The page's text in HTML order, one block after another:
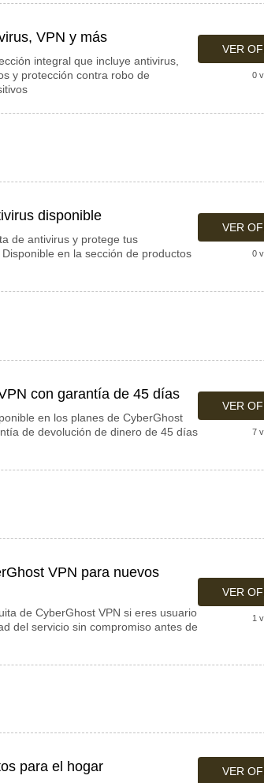
VPN y más
integral que incluye antivirus,
y protección contra robo de
VER
0
disponible
de antivirus y protege tus
en la sección de productos
VER
0
con garantía de 45 días
en los planes de CyberGhost
de devolución de dinero de 45 días
VER
7
VPN para nuevos
de CyberGhost VPN si eres usuario
del servicio sin compromiso antes de
VER
1
para el hogar VER